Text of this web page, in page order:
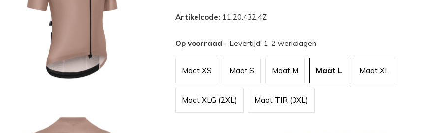
Artikelcode: 11.20.432.4Z
Op voorraad - Levertijd: 1-2 werkdagen
Maat XS Maat S Maat M Maat L Maat XL
Maat XLG (2XL) Maat TIR (3XL)